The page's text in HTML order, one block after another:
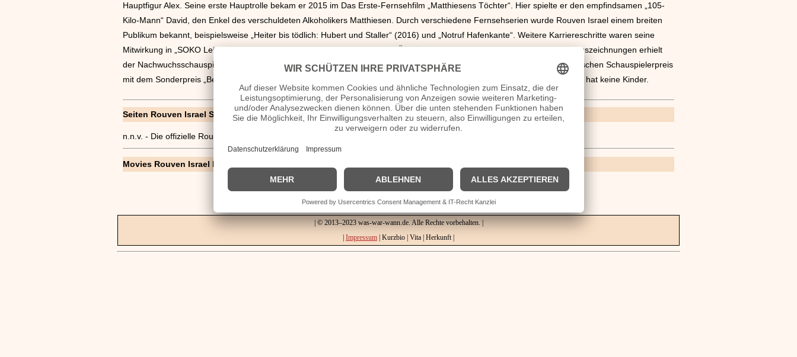
Hauptfigur Alex. Seine erste Hauptrolle bekam er 2015 im Das Erste-Fernsehfilm „Matthiesens Töchter“. Hier spielte er den empfindsamen „105-
Kilo-Mann“ David, den Enkel des verschuldeten Alkoholikers Matthiesen. Durch verschiedene Fernsehserien wurde Rouven Israel einem breiten
Publikum bekannt, beispielsweise „Heiter bis tödlich: Hubert und Staller“ (2016) und „Notruf Hafenkante“. Weitere Karriereschritte waren seine
Mitwirkung in „SOKO Leipzig“ (2018), „In aller Freundschaft – Die jungen Ärzte“ (2023) und in „Tatort: Pyramide“ (2024). Auszeichnungen erhielt
der Nachwuchsschauspieler im Jahr 2016 für „Club der roten Bänder" beim „Bunte New Faces Award Film“ und beim Deutschen Schauspielerpreis
mit dem Sonderpreis „Bestes Ensemble“. Der Schauspieler lebt in seiner Heimatstadt Karlsruhe. Er ist nicht verheiratet und hat keine Kinder.
Seiten Rouven Israel Steckbrief, Kurzbio etc.
n.n.v. - Die offizielle Rouven Israel Homepage / Facebook / X / Instagram Seite
Movies Rouven Israel Filme
| © 2013–2023 was-war-wann.de. Alle Rechte vorbehalten. |
| Impressum | Kurzbio | Vita | Herkunft |